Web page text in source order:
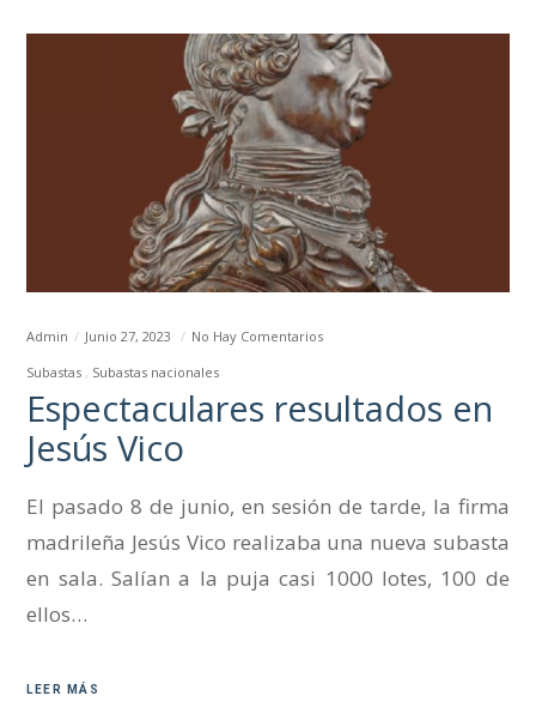
Admin Junio 27, 2023
No Hay Comentarios
Subastas
Subastas nacionales
Espectaculares resultados en
Jesús Vico
El pasado 8 de junio, en sesión de tarde, la firma
madrileña Jesús Vico realizaba una nueva subasta
en sala. Salían a la puja casi 1000 lotes, 100 de
ellos…
LEER MÁS